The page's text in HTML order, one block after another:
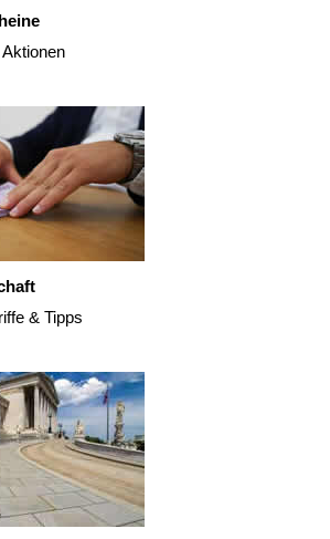
& Tipps